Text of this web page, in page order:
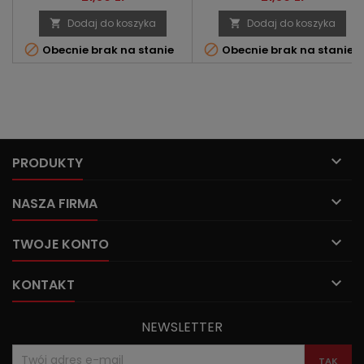
 Dodaj do koszyka
 Obecnie brak na stanie
 Dodaj do koszyka
 Obecnie brak na stanie
PRODUKTY 
NASZA FIRMA 
TWOJE KONTO 
KONTAKT 
NEWSLETTER